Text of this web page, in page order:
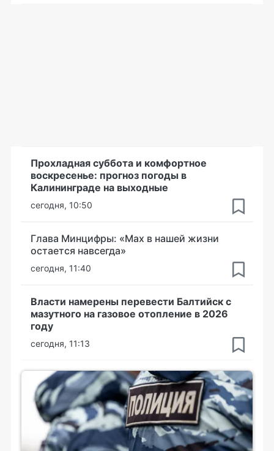
Прохладная суббота и комфортное
воскресенье: прогноз погоды в
Калининграде на выходные
сегодня, 10:50
Глава Минцифры: «Мах в нашей жизни
остается навсегда»
сегодня, 11:40
Власти намерены перевести Балтийск с
мазутного на газовое отопление в 2026
году
сегодня, 11:13